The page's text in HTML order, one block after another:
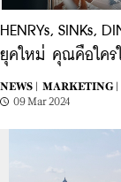
HENRYs, SINKs,
ยุคใหม่ คุณคือใค
NEWS | MARKETING |
09 Mar 2024